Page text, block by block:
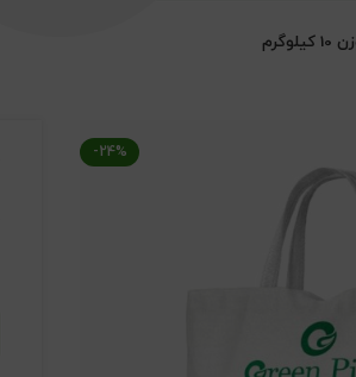
-24%